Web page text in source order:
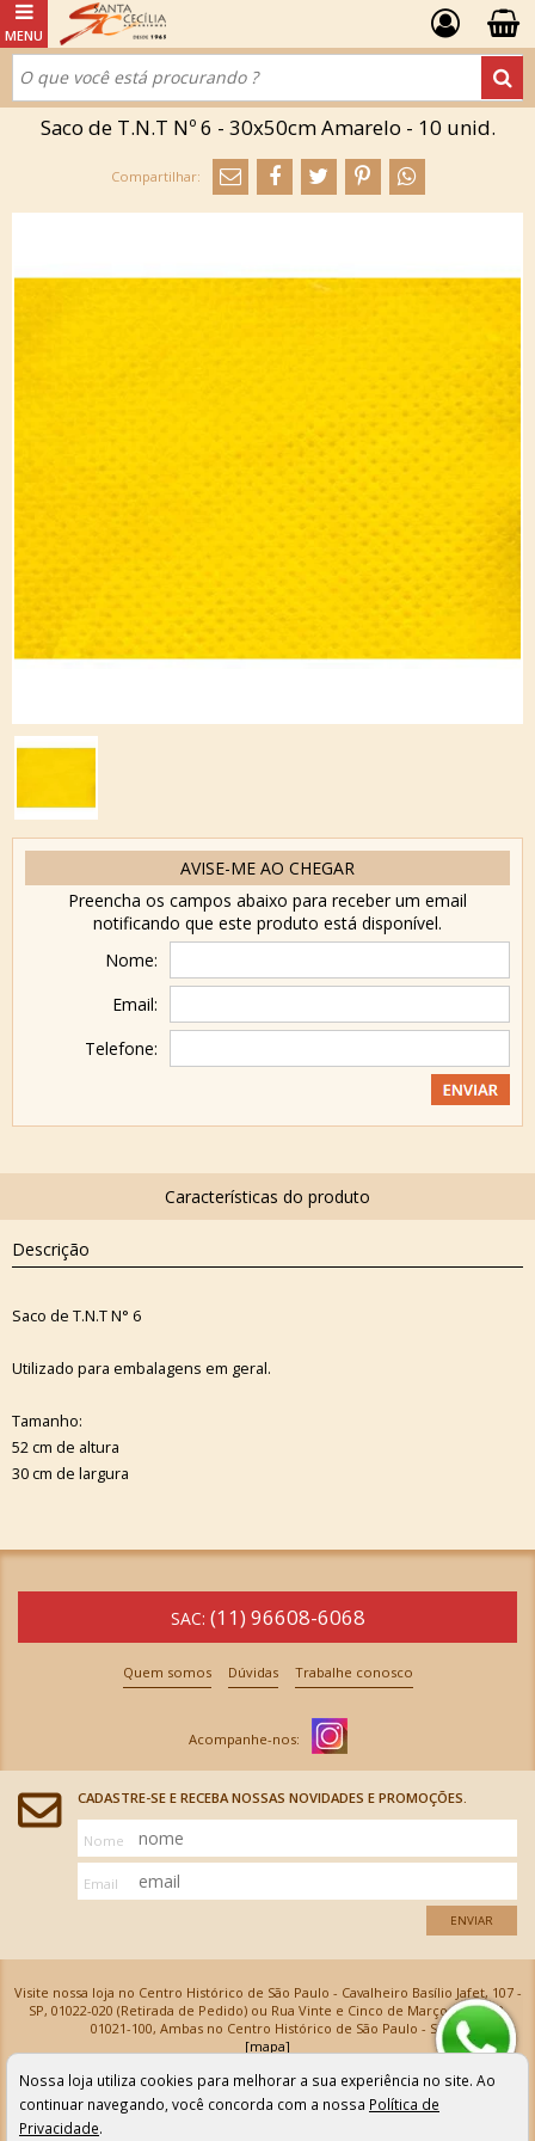
Saco de T.N.T Nº 6 - 30x50cm Amarelo - 10 unid.
AVISE-ME AO CHEGAR
Preencha os campos abaixo para receber um email
notificando que este produto está disponível.
Nome:
Email:
Telefone:
Descrição
Saco de T.N.T N° 6
Utilizado para embalagens em geral.
Tamanho:
52 cm de altura
30 cm de largura
SAC: (11) 96608-6068
Quem somos Dúvidas Trabalhe conosco
CADASTRE-SE E RECEBA NOSSAS NOVIDADES E PROMOÇÕES.
Nome
Email
ENVIAR
Visite nossa loja no Centro Histórico de São Paulo - Cavalheiro Basílio Jafet, 107 -
SP, 01022-020 (Retirada de Pedido) ou Rua Vinte e Cinco de Março, 576 - SP,
01021-100, Ambas no Centro Histórico de São Paulo - SP
[mapa]
Armarinhos Santa Cecília Ltda | CNPJ: 61.069.639/0001-18
Os preços e as condições de pagamento apresentadas na loja virtual não valem para nossa loja física e
podem sofrer alterações sem aviso prévio. Vendas com cartão de crédito sujeitas a análise e
confirmação de dados.
Nossa loja utiliza cookies para melhorar a sua experiência no site. Ao
continuar navegando, você concorda com a nossa Política de
Privacidade.